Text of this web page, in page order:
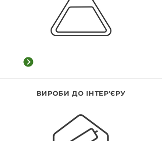
ВИРОБИ ДО ІНТЕР'ЄРУ